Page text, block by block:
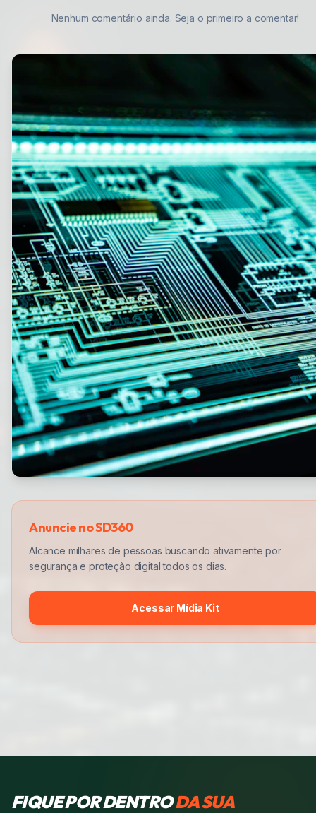
Nenhum comentário ainda. Seja o primeiro a comentar!
Anuncie no SD360
Alcance milhares de pessoas buscando ativamente por
segurança e proteção digital todos os dias.
Acessar Mídia Kit
FIQUE POR DENTRODA SUA